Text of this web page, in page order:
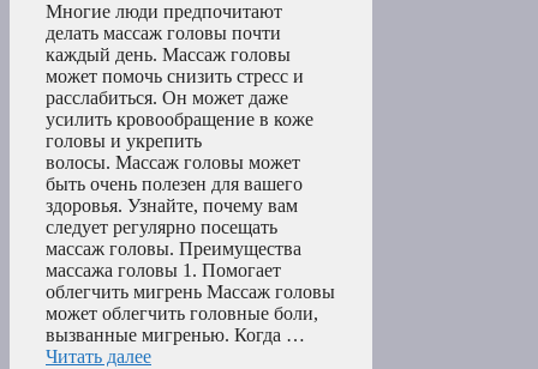
Многие люди предпочитают
делать массаж головы почти
каждый день. Массаж головы
может помочь снизить стресс и
расслабиться. Он может даже
усилить кровообращение в коже
головы и укрепить
волосы. Массаж головы может
быть очень полезен для вашего
здоровья. Узнайте, почему вам
следует регулярно посещать
массаж головы. Преимущества
массажа головы 1. Помогает
облегчить мигрень Массаж головы
может облегчить головные боли,
вызванные мигренью. Когда …
Читать далее